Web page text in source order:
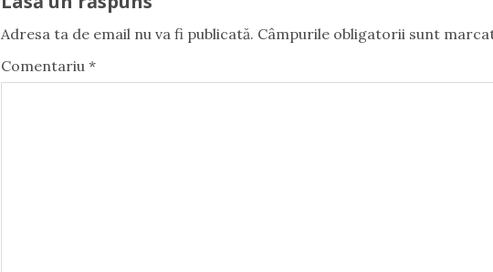
Adresa ta de email nu va fi publicată. Câmpurile obligatorii sunt
Comentariu *